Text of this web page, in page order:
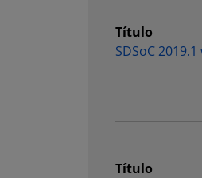
Título
SDSoC
Título